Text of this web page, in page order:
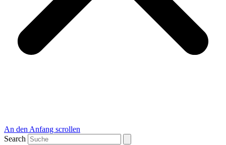
An den Anfang scrollen
Search